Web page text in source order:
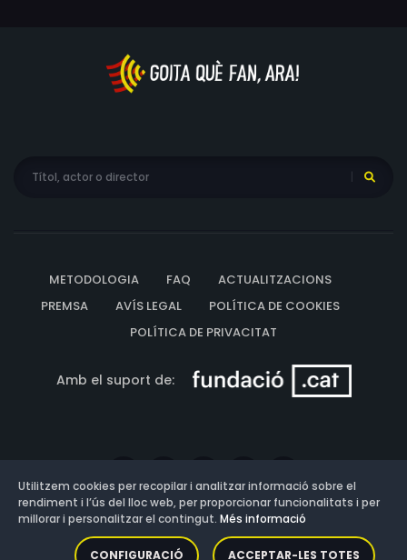
METODOLOGIA FAQ
ACTUALITZACIONS
PREMSA
AVÍS LEGAL
POLÍTICA DE COOKIES
POLÍTICA DE PRIVACITAT
Amb el suport de:
Versió: 3.13.0.202607011342
Utilitzem cookies per recopilar i analitzar informació sobre el
rendiment i l’ús del lloc web, per proporcionar funcionalitats i per
millorar i personalitzar el contingut. Més informació
CONFIGURACIÓ ACCEPTAR-LES TOTES